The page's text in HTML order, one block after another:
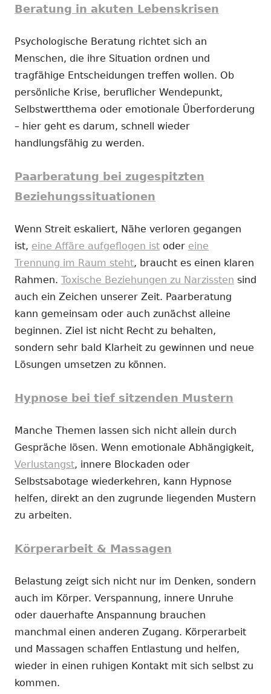
Beratung in akuten Lebenskrisen
Psychologische Beratung richtet sich an
Menschen, die ihre Situation ordnen und
tragfähige Entscheidungen treffen wollen. Ob
persönliche Krise, beruflicher Wendepunkt,
Selbstwertthema oder emotionale Überforderung
– hier geht es darum, schnell wieder
handlungsfähig zu werden.
Paarberatung bei zugespitzten
Beziehungssituationen
Wenn Streit eskaliert, Nähe verloren gegangen
ist, eine Affäre aufgeflogen ist oder eine
Trennung im Raum steht, braucht es einen klaren
Rahmen. Toxische Beziehungen zu Narzissten sind
auch ein Zeichen unserer Zeit. Paarberatung
kann gemeinsam oder auch zunächst alleine
beginnen. Ziel ist nicht Recht zu behalten,
sondern sehr bald Klarheit zu gewinnen und neue
Lösungen umsetzen zu können.
Hypnose bei tief sitzenden Mustern
Manche Themen lassen sich nicht allein durch
Gespräche lösen. Wenn emotionale Abhängigkeit,
Verlustangst, innere Blockaden oder
Selbstsabotage wiederkehren, kann Hypnose
helfen, direkt an den zugrunde liegenden Mustern
zu arbeiten.
Körperarbeit & Massagen
Belastung zeigt sich nicht nur im Denken, sondern
auch im Körper. Verspannung, innere Unruhe
oder dauerhafte Anspannung brauchen
manchmal einen anderen Zugang. Körperarbeit
und Massagen schaffen Entlastung und helfen,
wieder in einen ruhigen Kontakt mit sich selbst zu
kommen.